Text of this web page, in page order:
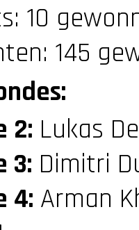
10
145
2: Lukas
3: Dimitri
4: Arman